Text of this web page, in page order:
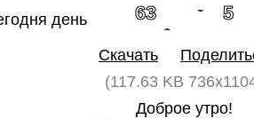
63 5
Скачать
(117.63 KB
Доброе утро!